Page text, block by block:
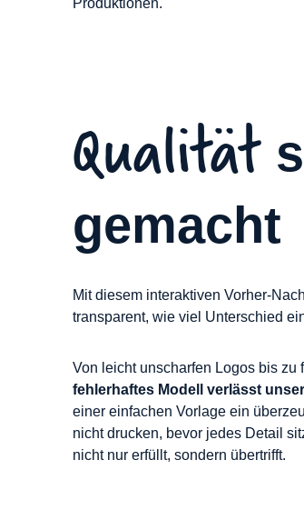
Produktionen.
Qualität
gemacht
Mit diesem interaktiven Vorher-
transparent, wie viel Unterschied
Von leicht unscharfen Logos bis
fehlerhaftes Modell verlässt
einer einfachen Vorlage ein
nicht drucken, bevor jedes Detail
nicht nur erfüllt, sondern übertrifft.